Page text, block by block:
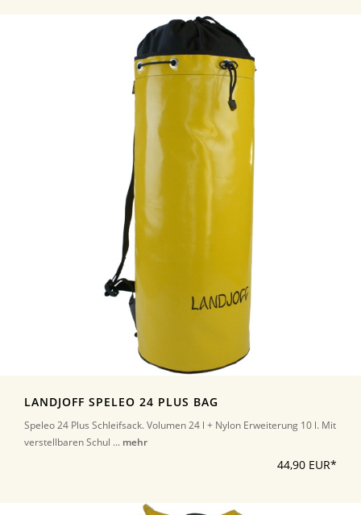
LANDJOFF SPELEO 24 PLUS BAG
Speleo 24 Plus Schleifsack. Volumen 24 l + Nylon Erweiterung 10 l. Mit
verstellbaren Schul ... mehr
44,90 EUR*